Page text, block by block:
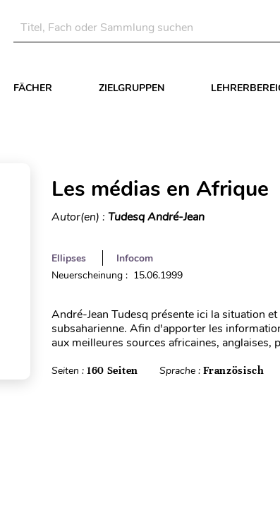
FÄCHER ZIELGRUPPEN
Les médias en Afrique
Autor(en) : Tudesq André-Jean
Ellipses
Infocom
Neuerscheinung : 15.06.1999
André-Jean Tudesq présente ici la situation
subsaharienne. Afin d'apporter les
aux meilleures sources africaines, anglaises,
Seiten : 160 Seiten Sprache :Französisch